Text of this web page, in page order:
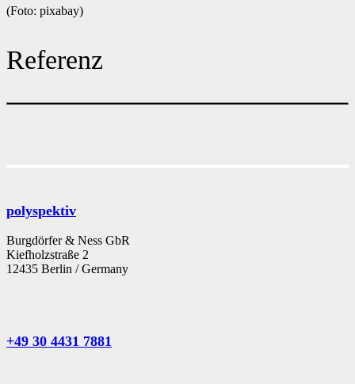
(Foto: pixabay)
Referenz
polyspektiv
Burgdörfer & Ness GbR
Kiefholzstraße 2
12435 Berlin / Germany
+49 30 4431 7881